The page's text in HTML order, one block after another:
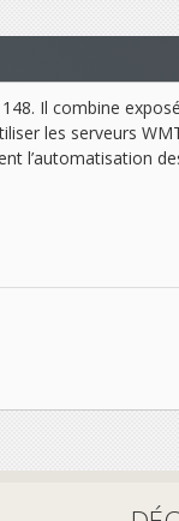
Il combine
les serveurs
l’automatisation